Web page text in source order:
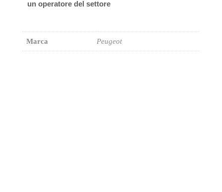
un operatore del settore
Marca Peugeot